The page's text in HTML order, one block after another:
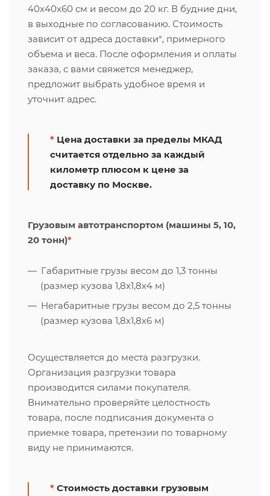
40х40х60 см и весом до 20 кг. В будние дни,
в выходные по согласованию. Стоимость
зависит от адреса доставки*, примерного
объема и веса. После оформления и оплаты
заказа, с вами свяжется менеджер,
предложит выбрать удобное время и
уточнит адрес.
* Цена доставки за пределы МКАД
считается отдельно за каждый
километр плюсом к цене за
доставку по Москве.
Грузовым автотранспортом (машины 5, 10,
20 тонн)*
Габаритные грузы весом до 1,3 тонны
(размер кузова 1,8х1,8х4 м)
Негабаритные грузы весом до 2,5 тонны
(размер кузова 1,8х1,8х6 м)
Осуществляется до места разгрузки.
Организация разгрузки товара
производится силами покупателя.
Внимательно проверяйте целостность
товара, после подписания документа о
приемке товара, претензии по товарному
виду не принимаются.
* Стоимость доставки грузовым